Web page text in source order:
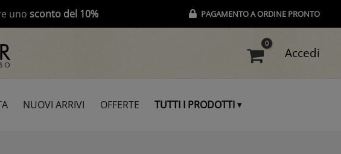
uno sconto del 10% PAGAMENTO A ORDINE PRONTO
Accedi
NUOVI ARRIVI OFFERTE TUTTI I PRODOTTI